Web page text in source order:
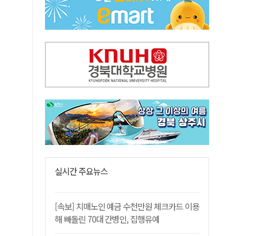
"아버지 외출한 사이"…흉기로 40대母 살해한 고교 자퇴생, 구속 기로에
서울 면목동서 60대 남성 2명 흉기에 숨져…지인 관계로 추정
실시간 주요뉴스
[속보] 치매노인 예금 수천만원 체크카드 이용
해 빼돌린 70대 간병인, 집행유예